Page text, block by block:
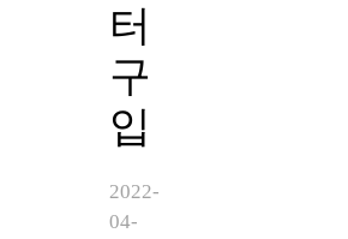
터
구
입
2022-
04-